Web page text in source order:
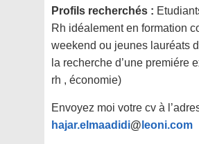
Profils recherchés :
Rh idéalement en formation
weekend ou jeunes lauréats
la recherche d’une premiére
rh , économie)
Envoyez moi votre cv à
hajar.elmaadidi@ leoni.com